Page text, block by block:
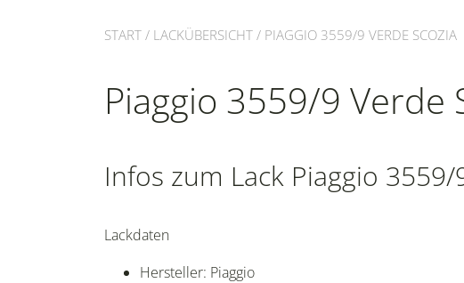
START / LACKÜBERSICHT / PIAGGIO 3559/9 VERDE SCOZIA
Piaggio 3559/9 Verde
Infos zum Lack Piaggio 3559/
Lackdaten
Hersteller: Piaggio